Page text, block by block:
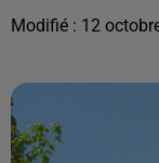
Modifié : 12